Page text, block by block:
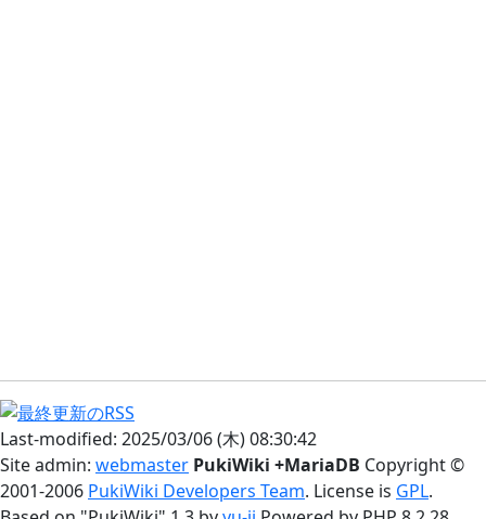
Last-modified: 2025/03/06 (木) 08:30:42
Site admin: webmaster PukiWiki +MariaDB Copyright ©
2001-2006 PukiWiki Developers Team. License is GPL.